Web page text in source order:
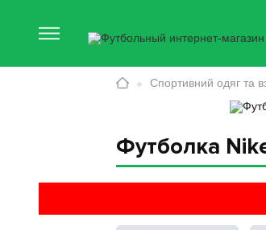
Футболка
Спортивний одяг та